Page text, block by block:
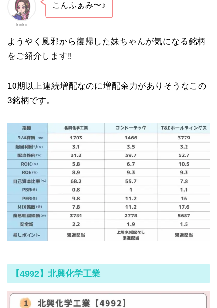
kinko
こんふぁみ〜♪
ようやく風邪から復帰した妹ちゃんが気になる銘柄
をご紹介します‼️
10期以上連続増配なのに増配余力がありそうなこの
3銘柄です。
【4992】北興化学工業